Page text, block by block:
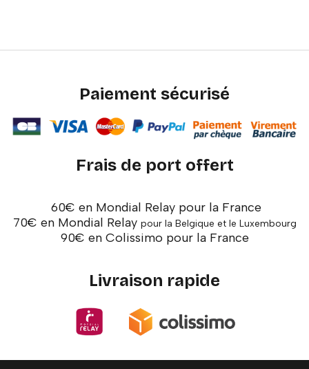
Paiement sécurisé
Frais de port offert
60€ en Mondial Relay pour la France
70€ en Mondial Relay pour la Belgique et le Luxembourg
90€ en Colissimo pour la France
Livraison rapide